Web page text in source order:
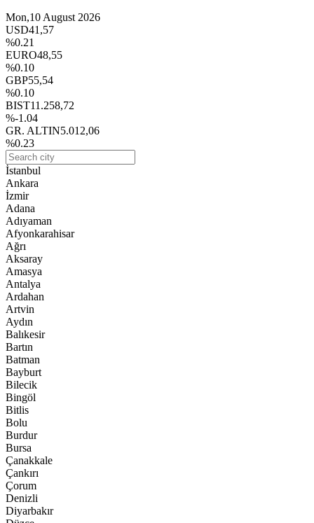
Mon,10 August 2026
USD41,57
%0.21
EURO48,55
%0.10
GBP55,54
%0.10
BIST11.258,72
%-1.04
GR. ALTIN5.012,06
%0.23
İstanbul
Ankara
İzmir
Adana
Adıyaman
Afyonkarahisar
Ağrı
Aksaray
Amasya
Antalya
Ardahan
Artvin
Aydın
Balıkesir
Bartın
Batman
Bayburt
Bilecik
Bingöl
Bitlis
Bolu
Burdur
Bursa
Çanakkale
Çankırı
Çorum
Denizli
Diyarbakır